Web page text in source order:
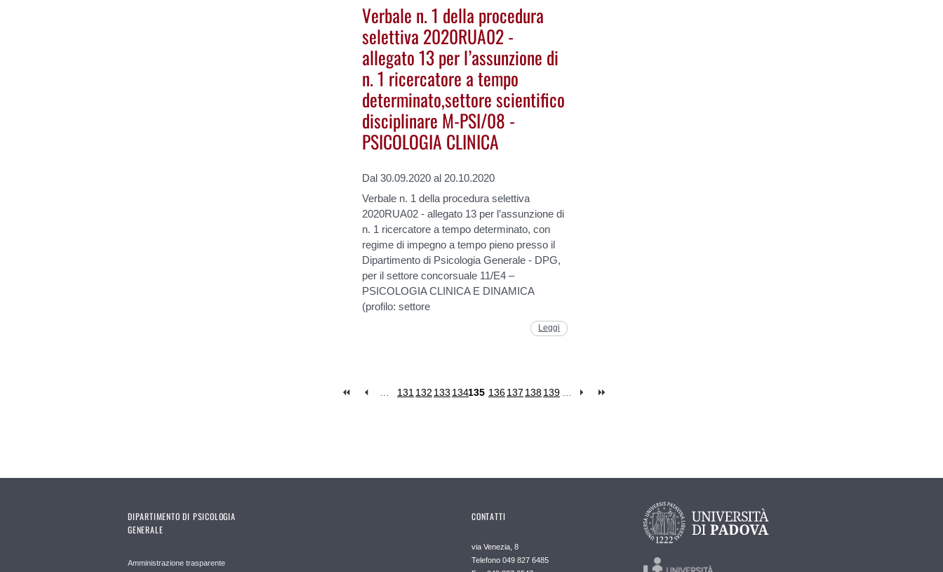
Verbale n. 1 della procedura
selettiva 2020RUA02 -
allegato 13 per l’assunzione di
n. 1 ricercatore a tempo
determinato,settore scientifico
disciplinare M-PSI/08 -
PSICOLOGIA CLINICA
Dal 30.09.2020 al 20.10.2020
Verbale n. 1 della procedura selettiva
2020RUA02 - allegato 13 per l’assunzione di
n. 1 ricercatore a tempo determinato, con
regime di impegno a tempo pieno presso il
Dipartimento di Psicologia Generale - DPG,
per il settore concorsuale 11/E4 –
PSICOLOGIA CLINICA E DINAMICA
(profilo: settore
Leggi
131 132 133 134135 136137 138139
DIPARTIMENTO DI PSICOLOGIA
GENERALE
Amministrazione trasparente
CONTATTI
via Venezia, 8
Telefono 049 827 6485